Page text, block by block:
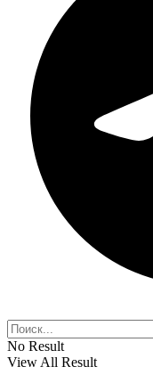
No Result
View All Result